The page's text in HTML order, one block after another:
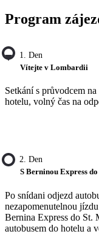
Program
1. Den
Vítejte v Lombardii
Setkání s průvodcem
hotelu, volný čas na
2. Den
S Berninou Express
Po snídani odjezd
nezapomenutelnou
Bernina Express do St.
autobusem do hotelu a